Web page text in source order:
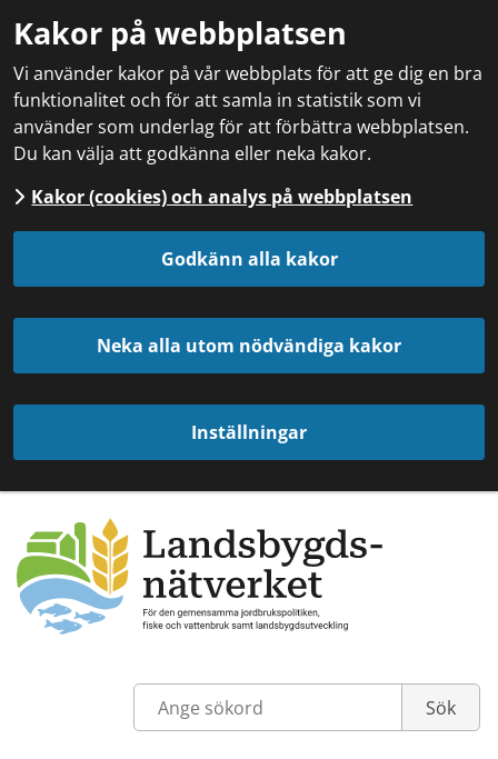
Kakor på webbplatsen
Vi använder kakor på vår webbplats för att ge dig en bra
funktionalitet och för att samla in statistik som vi
använder som underlag för att förbättra webbplatsen.
Du kan välja att godkänna eller neka kakor.
Kakor (cookies) och analys på webbplatsen
Godkänn alla kakor
Neka alla utom nödvändiga kakor
Inställningar